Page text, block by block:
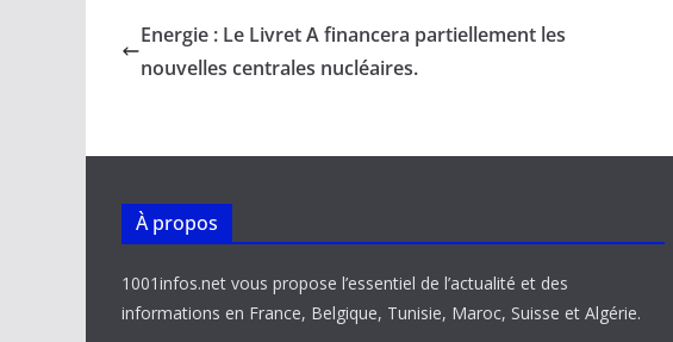
b
o
k
l s
A
p
e
dI
y
k
g
Energie : Le Livret A financera partiellement les
nouvelles centrales nucléaires.
À propos
1001infos.net vous propose l’essentiel de l’actualité et des
informations en France, Belgique, Tunisie, Maroc, Suisse et Algérie.